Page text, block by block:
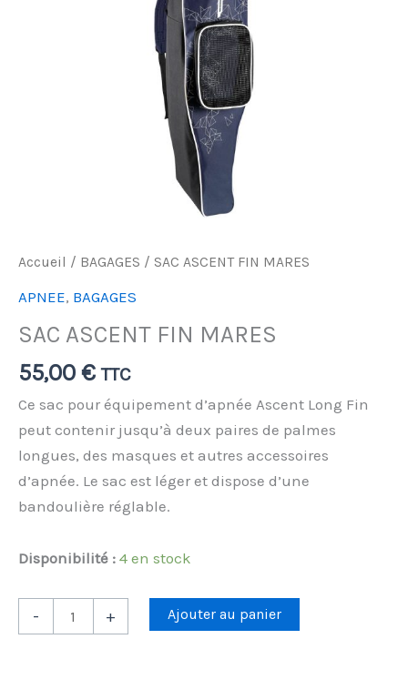
Accueil / BAGAGES / SAC ASCENT FIN MARES
APNEE, BAGAGES
SAC ASCENT FIN MARES
55,00 € TTC
Ce sac pour équipement d’apnée Ascent Long Fin
peut contenir jusqu’à deux paires de palmes
longues, des masques et autres accessoires
d’apnée. Le sac est léger et dispose d’une
bandoulière réglable.
Disponibilité : 4 en stock
- + Ajouter au panier